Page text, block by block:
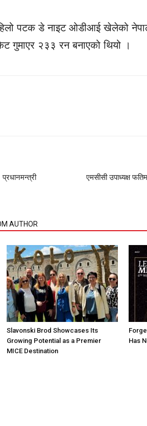
पटक डे नाइट ओडीआई खेलेको
गुमाएर २३३ रन बनाएको थियो ।
एमसीसी उपाध्यक्ष
AUTHOR
Slavonski Brod Showcases Its
Growing Potential as a Premier
MICE Destination
Has